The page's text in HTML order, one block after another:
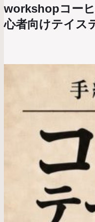
workshopコー
心者向けテイス